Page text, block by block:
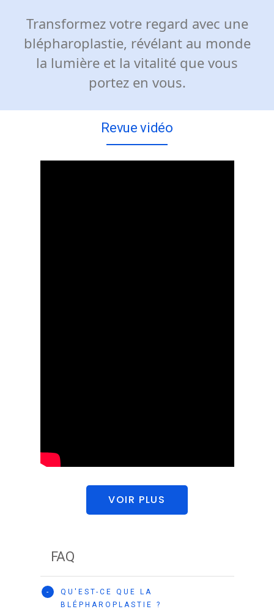
Transformez votre regard avec une
blépharoplastie, révélant au monde
la lumière et la vitalité que vous
portez en vous.
Revue vidéo
VOIR PLUS
FAQ
-
QU'EST-CE QUE LA
BLÉPHAROPLASTIE ?